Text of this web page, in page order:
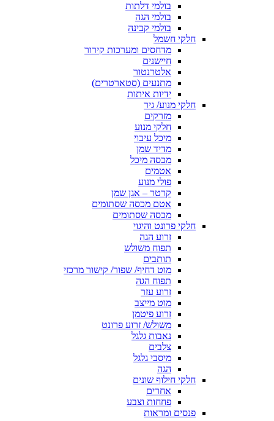
בולמי דלתות
בולמי הגה
בולמי קבינה
חלקי חשמל
מדחסים ומערכות קירור
חיישנים
אלטרנטור
מתנעים (סטארטרים)
ידיות איתות
חלקי מנוע/ גיר
מזרקים
חלקי מנוע
מיכל עיבוי
מדיד שמן
מכסה מיכל
אטמים
פולי מנוע
קרטר – אגן שמן
אטם מכסה שסתומים
מכסה שסתומים
חלקי פרונט והיגוי
זרוע הגה
תפוח משולש
תותבים
מוט דחיף/ שפור/ קישור מרכזי
תפוח הגה
זרוע עזר
מוט מייצב
זרוע פיטמן
משולש/ זרוע פרונט
נאבות גלגל
צלבים
מיסבי גלגל
הגה
חלקי חילוף שונים
אחרים
פחחות וצבע
פנסים ומראות